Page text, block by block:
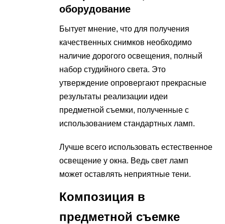
оборудование
Бытует мнение, что для получения
качественных снимков необходимо
наличие дорогого освещения, полный
набор студийного света. Это
утверждение опровергают прекрасные
результаты реализации идеи
предметной съемки, полученные с
использованием стандартных ламп.
Лучше всего использовать естественное
освещение у окна. Ведь свет ламп
может оставлять неприятные тени.
Композиция в
предметной съемке